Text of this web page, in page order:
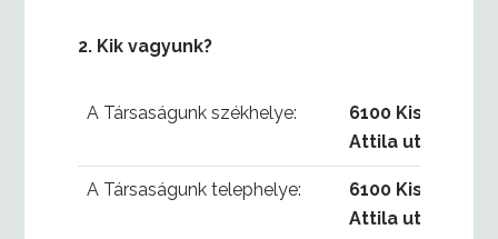
2. Kik vagyunk?
A Társaságunk székhelye:
6100
Attila utca 1-3.
A Társaságunk telephelye:
6100
Attila utca 1-3.